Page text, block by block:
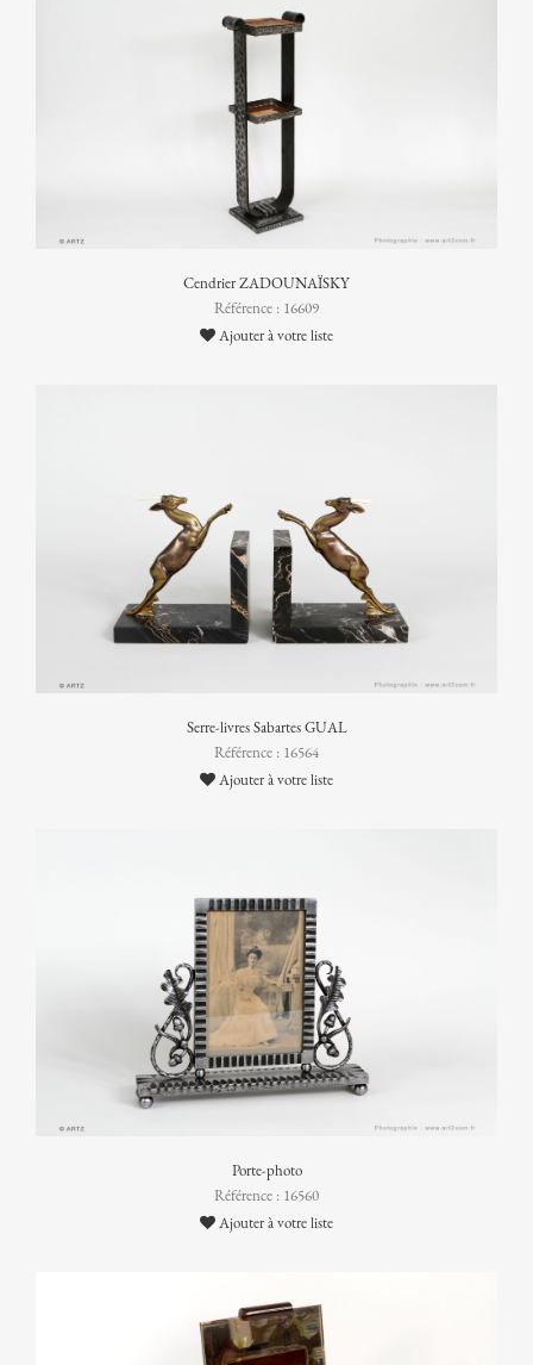
Cendrier ZADOUNAÏSKY
Référence : 16609
Ajouter à votre liste
Serre-livres Sabartes GUAL
Référence : 16564
Ajouter à votre liste
Porte-photo
Référence : 16560
Ajouter à votre liste